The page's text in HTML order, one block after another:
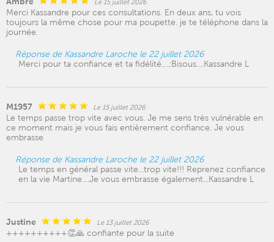
Le 15 juillet 2026
Merci Kassandre pour ces consultations. En deux ans, tu vois
toujours la même chose pour ma poupette. je te téléphone dans la
journée.
Réponse de Kassandre Laroche le 22 juillet 2026
Merci pour ta confiance et ta fidélité....;Bisous....Kassandre L
M1957 Le 15 juillet 2026
Le temps passe trop vite avec vous. Je me sens très vulnérable en
ce moment mais je vous fais entièrement confiance. Je vous
embrasse
Réponse de Kassandre Laroche le 22 juillet 2026
Le temps en général passe vite...trop vite!!! Reprenez confiance
en la vie Martine....Je vous embrasse également...Kassandre L
Justine Le 13 juillet 2026
++++++++++👏🙏 confiante pour la suite